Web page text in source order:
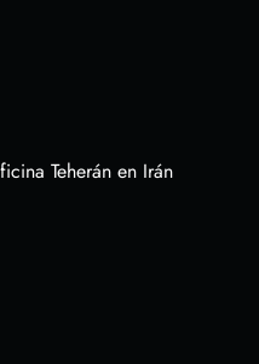
Teherán en Irán